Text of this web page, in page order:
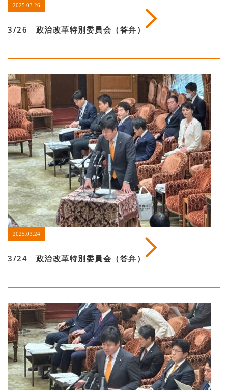
2025.03.26
3/26 政治改革特別委員会（答弁）
2025.03.24
3/24 政治改革特別委員会（答弁）